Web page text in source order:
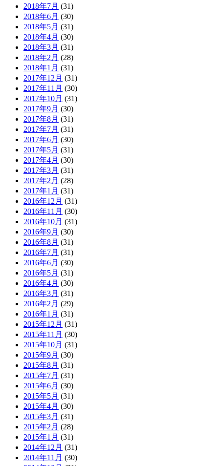
2018年7月 (31)
2018年6月 (30)
2018年5月 (31)
2018年4月 (30)
2018年3月 (31)
2018年2月 (28)
2018年1月 (31)
2017年12月 (31)
2017年11月 (30)
2017年10月 (31)
2017年9月 (30)
2017年8月 (31)
2017年7月 (31)
2017年6月 (30)
2017年5月 (31)
2017年4月 (30)
2017年3月 (31)
2017年2月 (28)
2017年1月 (31)
2016年12月 (31)
2016年11月 (30)
2016年10月 (31)
2016年9月 (30)
2016年8月 (31)
2016年7月 (31)
2016年6月 (30)
2016年5月 (31)
2016年4月 (30)
2016年3月 (31)
2016年2月 (29)
2016年1月 (31)
2015年12月 (31)
2015年11月 (30)
2015年10月 (31)
2015年9月 (30)
2015年8月 (31)
2015年7月 (31)
2015年6月 (30)
2015年5月 (31)
2015年4月 (30)
2015年3月 (31)
2015年2月 (28)
2015年1月 (31)
2014年12月 (31)
2014年11月 (30)